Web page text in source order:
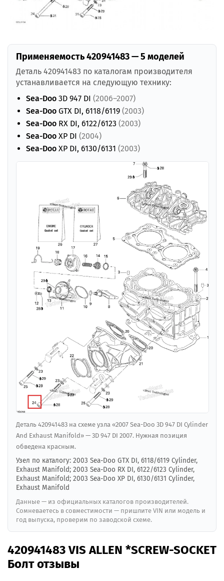
Применяемость 420941483 — 5 моделей
Деталь 420941483 по каталогам производителя
устанавливается на следующую технику:
Sea-Doo 3D 947 DI (2006–2007)
Sea-Doo GTX DI, 6118/6119 (2003)
Sea-Doo RX DI, 6122/6123 (2003)
Sea-Doo XP DI (2004)
Sea-Doo XP DI, 6130/6131 (2003)
Деталь 420941483 на схеме узла «2007 Sea-Doo 3D 947 DI Cylinder
And Exhaust Manifold» — 3D 947 DI 2007. Нужная позиция
обведена красным.
Узел по каталогу: 2003 Sea-Doo GTX DI, 6118/6119 Cylinder,
Exhaust Manifold; 2003 Sea-Doo RX DI, 6122/6123 Cylinder,
Exhaust Manifold; 2003 Sea-Doo XP DI, 6130/6131 Cylinder,
Exhaust Manifold
Данные — из официальных каталогов производителей.
Сомневаетесь в совместимости — пришлите VIN или модель и
год выпуска, проверим по заводской схеме.
420941483 VIS ALLEN *SCREW-SOCKET
Болт отзывы